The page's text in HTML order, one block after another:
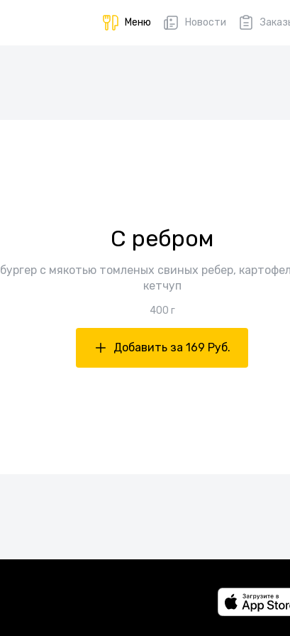
Меню Новости
C ребром
бургер с мякотью томленых свиных ребер,
кетчуп
400 г
Добавить за 169 Руб.